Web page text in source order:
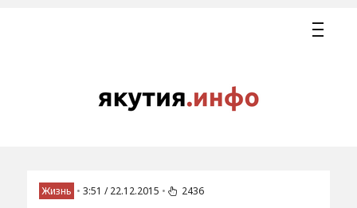
Жизнь • 3:51 / 22.12.2015 • 2436